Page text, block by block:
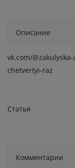
Описание
vk.com/
chetvertyi-raz
Статья
Комментарии